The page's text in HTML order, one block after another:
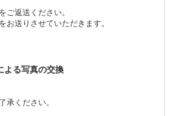
ご返送ください。
お送りさせていただきます。
よる写真の交換
承ください。